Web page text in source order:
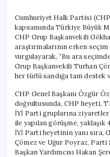
Cumhuriyet Halk Partisi
kapsamında Türkiye Büyük
CHP Grup Başkanvekili
araştırmalarının erken
vurgulayarak, “Bu ara
Grup Başkanvekili Turhan
her türlü sandığa tam destek
CHP Genel Başkanı Özgür
doğrultusunda, CHP heyeti,
İYİ Parti gruplarına
ile yapılan görüşme,
İYİ Parti heyetinin yanı sıra,
Çömez ve Uğur Poyraz, Parti
Başkan Yardımcısı Hakan